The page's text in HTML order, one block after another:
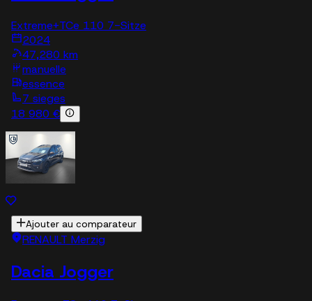
Extreme+TCe 110 7-Sitze
2024
47,280 km
manuelle
essence
7 sieges
18 980 €
Ajouter au comparateur
RENAULT Merzig
Dacia Jogger